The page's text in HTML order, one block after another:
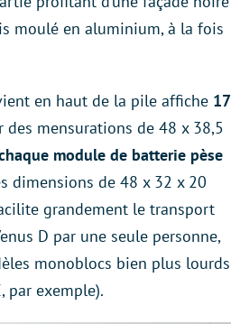
moulé en aluminium, à la fois
en haut de la pile affiche 17
des mensurations de 48 x 38,5
module de batterie pèse
dimensions de 48 x 32 x 20
grandement le transport
D par une seule personne,
monoblocs bien plus lourds
par exemple).